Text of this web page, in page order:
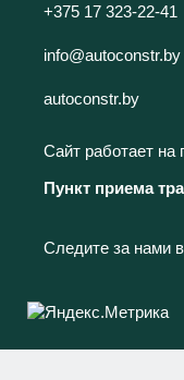
+375 17 323-22-41
info@autoconstr.by
autoconstr.by
Сайт работает на
Пункт приема
Следите за нами